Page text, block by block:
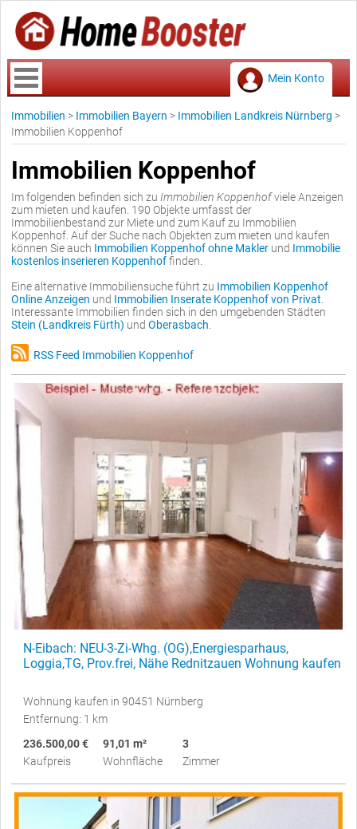
Mein Konto
Immobilien > Immobilien Bayern > Immobilien Landkreis Nürnberg >
Immobilien Koppenhof
Immobilien Koppenhof
Im folgenden befinden sich zu Immobilien Koppenhofviele Anzeigen
zum mieten und kaufen. 190 Objekte umfasst der
Immobilienbestand zur Miete und zum Kauf zu Immobilien
Koppenhof. Auf der Suche nach Objekten zum mieten und kaufen
können Sie auch Immobilien Koppenhof ohne Makler und Immobilie
kostenlos inserieren Koppenhoffinden.
Eine alternative Immobiliensuche führt zu Immobilien Koppenhof
Online Anzeigen und Immobilien Inserate Koppenhof von Privat
Interessante Immobilien finden sich in den umgebenden Städten
Stein (Landkreis Fürth) und Oberasbach
RSS Feed Immobilien Koppenhof
N-Eibach: NEU-3-Zi-Whg. (OG),Energiesparhaus,
Loggia,TG, Prov.frei, Nähe Rednitzauen Wohnung kaufen
Wohnung kaufen in 90451 Nürnberg
Entfernung: 1 km
236.500,00 €
Kaufpreis
91,01 m²
Wohnfläche
3
Zimmer